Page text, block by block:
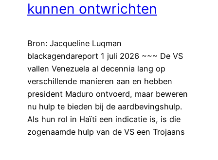
kunnen ontwrichten
Bron: Jacqueline Luqman
blackagendareport 1 juli 2026 ~~~ De VS
vallen Venezuela al decennia lang op
verschillende manieren aan en hebben
president Maduro ontvoerd, maar beweren
nu hulp te bieden bij de aardbevingshulp.
Als hun rol in Haïti een indicatie is, is die
zogenaamde hulp van de VS een Trojaans